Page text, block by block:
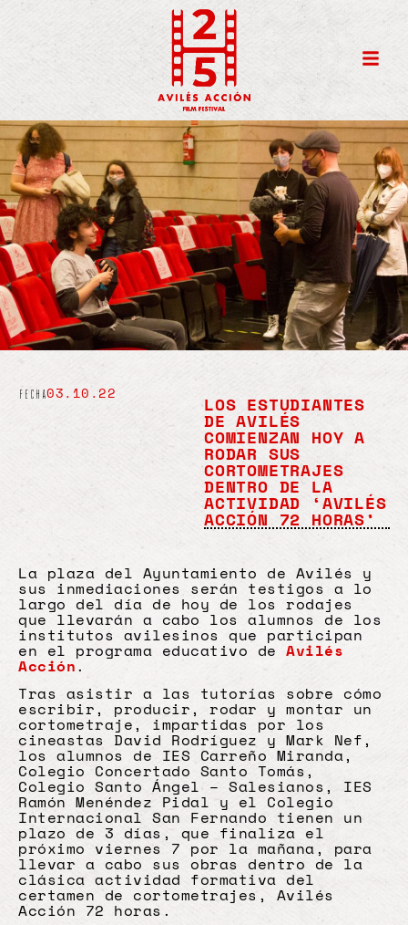
fecha03.10.22 LOS ESTUDIANTES
DE AVILÉS
COMIENZAN HOY A
RODAR SUS
CORTOMETRAJES
DENTRO DE LA
ACTIVIDAD ‘AVILÉS
ACCIÓN 72 HORAS’
La plaza del Ayuntamiento de Avilés y
sus inmediaciones serán testigos a lo
largo del día de hoy de los rodajes
que llevarán a cabo los alumnos de los
institutos avilesinos que participan
en el programa educativo de Avilés
Acción.
Tras asistir a las tutorías sobre cómo
escribir, producir, rodar y montar un
cortometraje, impartidas por los
cineastas David Rodríguez y Mark Nef,
los alumnos de IES Carreño Miranda,
Colegio Concertado Santo Tomás,
Colegio Santo Ángel – Salesianos, IES
Ramón Menéndez Pidal y el Colegio
Internacional San Fernando tienen un
plazo de 3 días, que finaliza el
próximo viernes 7 por la mañana, para
llevar a cabo sus obras dentro de la
clásica actividad formativa del
certamen de cortometrajes, Avilés
Acción 72 horas.